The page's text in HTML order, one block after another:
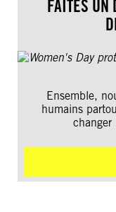
FAITES UN
Ensemble,
humains
changer